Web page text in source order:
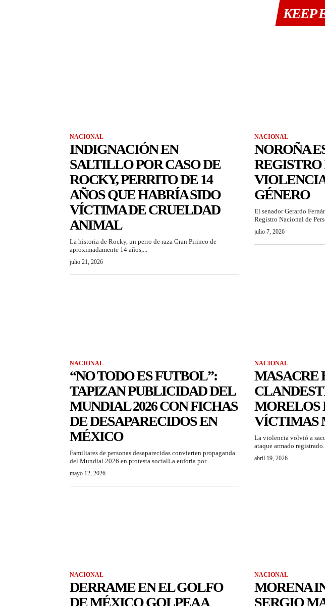
KEEP
NACIONAL
INDIGNACIÓN EN
SALTILLO POR CASO DE
ROCKY, PERRITO DE 14
AÑOS QUE HABRÍA SIDO
VÍCTIMA DE CRUELDAD
ANIMAL
La historia de Rocky, un perro de raza Gran Pirineo de
aproximadamente 14 años,...
julio 21, 2026
NACIONAL
NOROÑA
GÉNERO
El senador Gerardo
Registro Nacional de
julio 7, 2026
NACIONAL
“NO TODO ES FUTBOL”:
TAPIZAN PUBLICIDAD DEL
MUNDIAL 2026 CON FICHAS
DE DESAPARECIDOS EN
MÉXICO
Familiares de personas desaparecidas convierten propaganda
del Mundial 2026 en protesta socialLa euforia por...
mayo 12, 2026
NACIONAL
MASACRE
MORELOS
VÍCTIMAS
La violencia volvió a
ataque armado registrado...
abril 19, 2026
NACIONAL
DERRAME EN EL GOLFO
DE MÉXICO GOLPEA A
NACIONAL
MORENA
SERGIO